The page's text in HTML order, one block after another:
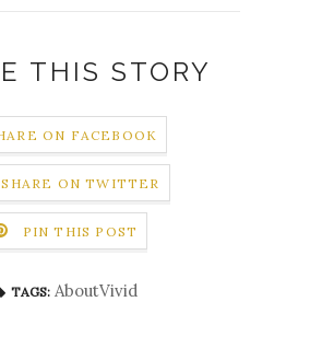
THIS STORY
ON FACEBOOK
SHARE ON TWITTER
PIN THIS POST
TAGS: AboutVivid